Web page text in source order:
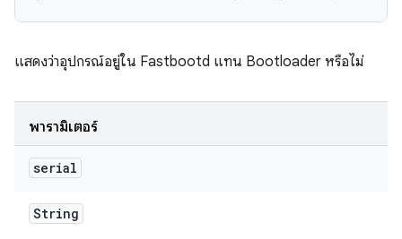
แสดงว่าอุปกรณ์อยู่ใน Fastbootd แทน Bootloader หรือไม่
พารามิเตอร์
serial
String